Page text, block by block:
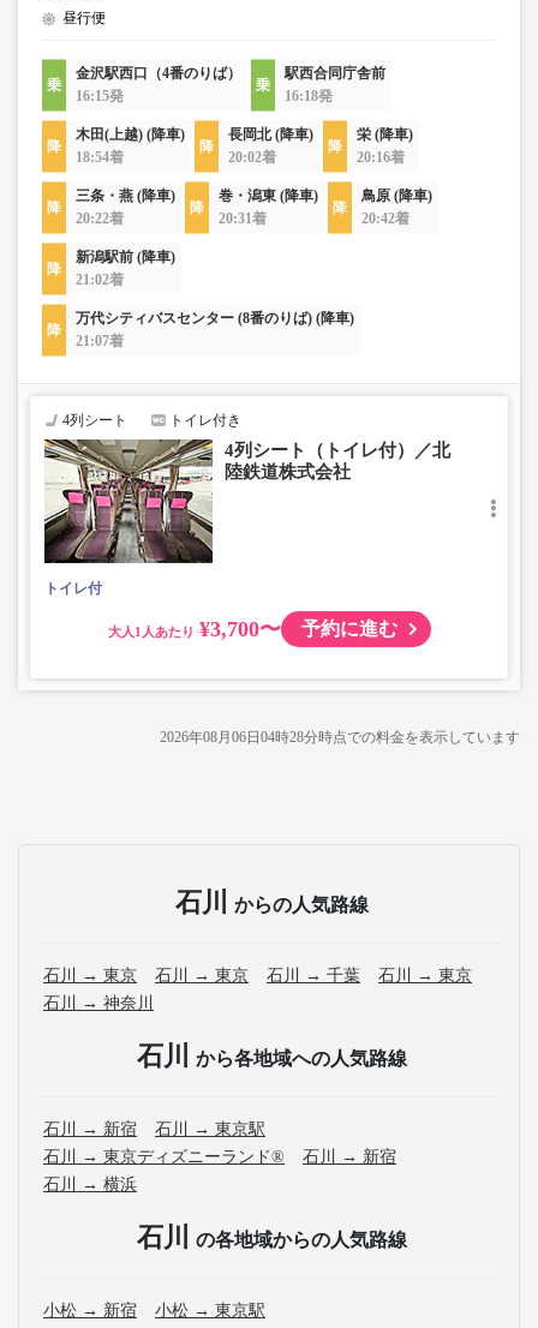
昼行便
金沢駅西口（4番のりば）
16:15発
駅西合同庁舎前
16:18発
木田(上越) (降車)
18:54着
長岡北 (降車)
20:02着
栄 (降車)
20:16着
三条・燕 (降車)
20:22着
巻・潟東 (降車)
20:31着
鳥原 (降車)
20:42着
新潟駅前 (降車)
21:02着
万代シティバスセンター (8番のりば) (降車)
21:07着
4列シート トイレ付き
4列シート（トイレ付）／北
陸鉄道株式会社
トイレ付
大人 ¥3,700〜 予約に進む
2026年08月06日04時28分時点での料金を表示しています
石川 からの人気路線
石川 → 東京 石川 → 東京 石川 → 千葉
石川 → 東京
石川 → 神奈川
石川 から各地域への人気路線
石川 → 新宿
石川 → 東京駅
石川 → 東京ディズニーランド®
石川 → 新宿
石川 → 横浜
石川 の各地域からの人気路線
小松 → 新宿 小松 → 東京駅